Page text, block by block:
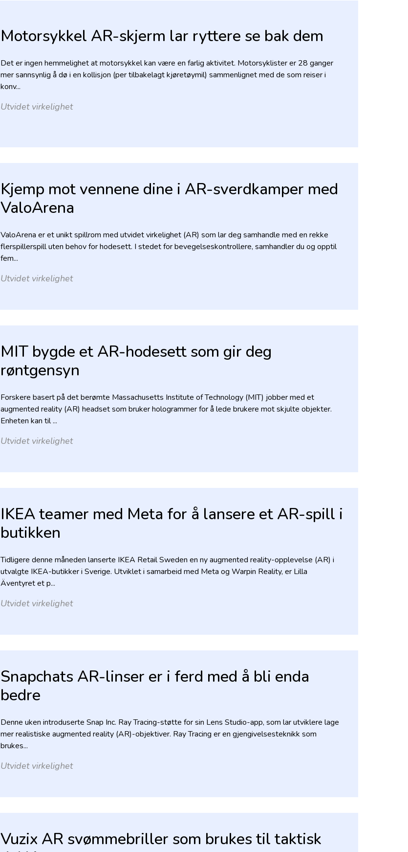
Motorsykkel AR-skjerm lar ryttere se bak dem
Det er ingen hemmelighet at motorsykkel kan være en farlig aktivitet. Motorsyklister er 28 ganger
mer sannsynlig å dø i en kollisjon (per tilbakelagt kjøretøymil) sammenlignet med de som reiser i
konv...
Utvidet virkelighet
Kjemp mot vennene dine i AR-sverdkamper med
ValoArena
ValoArena er et unikt spillrom med utvidet virkelighet (AR) som lar deg samhandle med en rekke
flerspillerspill uten behov for hodesett. I stedet for bevegelseskontrollere, samhandler du og opptil
fem...
Utvidet virkelighet
MIT bygde et AR-hodesett som gir deg
røntgensyn
Forskere basert på det berømte Massachusetts Institute of Technology (MIT) jobber med et
augmented reality (AR) headset som bruker hologrammer for å lede brukere mot skjulte objekter.
Enheten kan til ...
Utvidet virkelighet
IKEA teamer med Meta for å lansere et AR-spill i
butikken
Tidligere denne måneden lanserte IKEA Retail Sweden en ny augmented reality-opplevelse (AR) i
utvalgte IKEA-butikker i Sverige. Utviklet i samarbeid med Meta og Warpin Reality, er Lilla
Äventyret et p...
Utvidet virkelighet
Snapchats AR-linser er i ferd med å bli enda
bedre
Denne uken introduserte Snap Inc. Ray Tracing-støtte for sin Lens Studio-app, som lar utviklere lage
mer realistiske augmented reality (AR)-objektiver. Ray Tracing er en gjengivelsesteknikk som
brukes...
Utvidet virkelighet
Vuzix AR svømmebriller som brukes til taktisk